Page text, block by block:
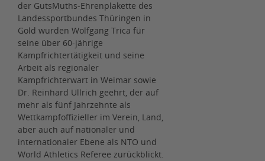
der GutsMuths-Ehrenplakette des
Landessportbundes Thüringen in
Gold wurden Wolfgang Trica für
seine über 60-jährige
Kampfrichtertätigkeit und seine
Arbeit als regionaler
Kampfrichterwart in Weimar sowie
Dr. Reinhard Ullrich geehrt, der auf
mehr als fünf Jahrzehnte als
Wettkampfoffizieller im Verein, Land,
aber auch auf nationaler und
internationaler Ebene als NTO und
World Athletics Referee zurückblickt.